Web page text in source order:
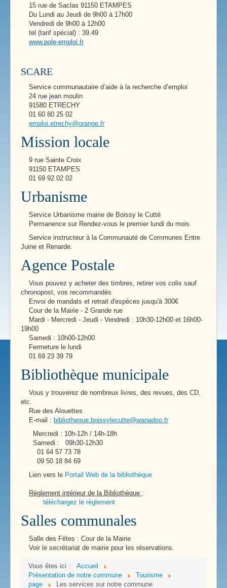
15 rue de Saclas 91150 ETAMPES
Du Lundi au Jeudi de 9h00 à 17h00
Vendredi de 9h00 à 12h00
tel (tarif spécial) : 39.49
www.pole-emploi.fr
SCARE
Service communautaire d’aide à la recherche d’emploi
24 rue jean moulin
91580 ETRECHY
01 60 80 25 02
emploi.etrechy@orange.fr
Mission locale
9 rue Sainte Croix
91150 ETAMPES
01 69 92 02 02
Urbanisme
Service Urbanisme mairie de Boissy le Cutté
Permanence sur Rendez-vous le premier lundi du mois.
Service instructeur à la Communauté de Communes Entre
Juine et Renarde.
Agence Postale
Vous pouvez y acheter des timbres, retirer vos colis sauf
chronopost, vos recommandés
Envoi de mandats et retrait d'espèces jusqu'à 300€
Cour de la Mairie - 2 Grande rue
Mardi - Mercredi - Jeudi - Vendredi : 10h30-12h00 et 16h00-
19h00
Samedi : 10h00-12h00
Fermeture le lundi
01 69 23 39 79
Bibliothèque municipale
Vous y trouverez de nombreux livres, des revues, des CD,
etc.
Rue des Alouettes
E-mail : bibliotheque.boissylecutte@wanadoo.fr
Mercredi : 10h-12h / 14h-18h
Samedi : 09h30-12h30
01 64 57 73 78
09 50 18 84 69
Lien vers le Portail Web de la bibliothèque
Règlement intérieur de la Bibliothèque :
téléchargez le règlement
Salles communales
Salle des Fêtes : Cour de la Mairie
Voir le secrétariat de mairie pour les réservations.
Vous êtes ici :
Accueil
Présentation de notre commune
Tourisme
page
Les services sur notre commune